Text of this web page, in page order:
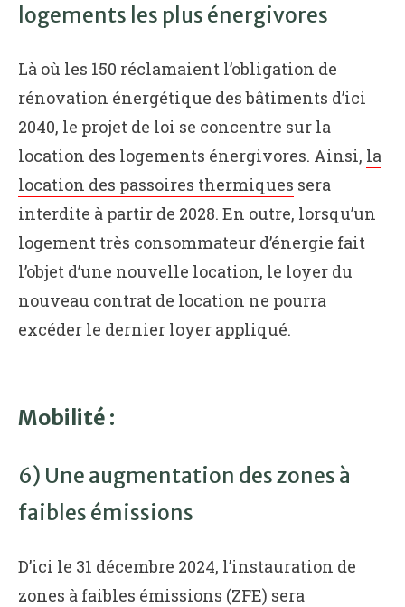
logements les plus énergivores
Là où les 150 réclamaient l’obligation de
rénovation énergétique des bâtiments d’ici
2040, le projet de loi se concentre sur la
location des logements énergivores. Ainsi, la
location des passoires thermiques sera
interdite à partir de 2028. En outre, lorsqu’un
logement très consommateur d’énergie fait
l’objet d’une nouvelle location, le loyer du
nouveau contrat de location ne pourra
excéder le dernier loyer appliqué.
Mobilité :
6) Une augmentation des zones à
faibles émissions
D’ici le 31 décembre 2024, l’instauration de
zones à faibles émissions (ZFE) sera